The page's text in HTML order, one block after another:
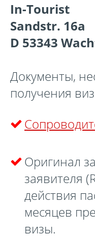
In-Tourist
Sandstr. 16a
D 53343
Документы,
получения
Оригинал
заявителя
действия
месяцев
визы.